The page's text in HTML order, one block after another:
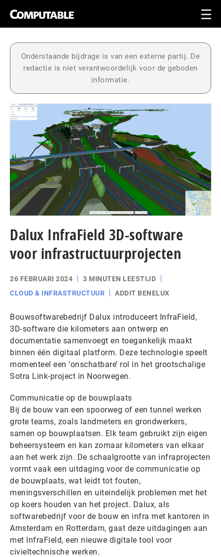
Onderstaande bijdrage is van een externe partij. De
redactie is niet verantwoordelijk voor de geboden
informatie.
Dalux InfraField 3D-software
voor infrastructuurprojecten
26 FEBRUARI 2024
3 MINUTEN LEESTIJD
CLOUD & INFRASTRUCTUUR
ADDIT BENELUX
Bouwsoftwarebedrijf Dalux introduceert InfraField,
3D-software die kilometers aan ontwerp en
documentatie samenvoegt en toegankelijk maakt
binnen één digitaal platform. Deze technologie speelt
momenteel een ‘onschatbare’ rol in het grootschalige
Sotra Link-project in Noorwegen.
Communicatie op de bouwplaats
Bij de bouw van een spoorweg of een tunnel werken
grote teams, zoals landmeters en grondwerkers,
samen op bouwplaatsen. Elk team gebruikt zijn eigen
beheersysteem en kan zomaar kilometers van elkaar
aan het werk zijn. De schaalgrootte van infraprojecten
vormt vaak een uitdaging voor de communicatie op
de bouwplaats, wat leidt tot fouten,
meningsverschillen en uiteindelijk problemen met het
op koers houden van het project. Dalux, als
softwarebedrijf voor de bouw en infra met kantoren in
Amsterdam en Rotterdam, gaat deze uitdagingen aan
met InfraField, een nieuwe digitale tool voor
civieltechnische werken.